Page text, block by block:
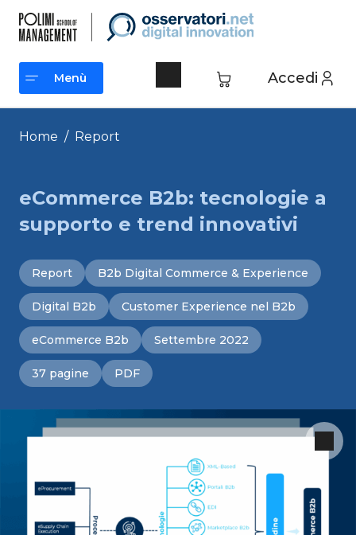
contenuto
Accedi
Menù
Menù
Home / Report
eCommerce B2b: tecnologie a
supporto e trend innovativi
Report B2b Digital Commerce & Experience
Digital B2b Customer Experience nel B2b
eCommerce B2b Settembre 2022
37 pagine PDF